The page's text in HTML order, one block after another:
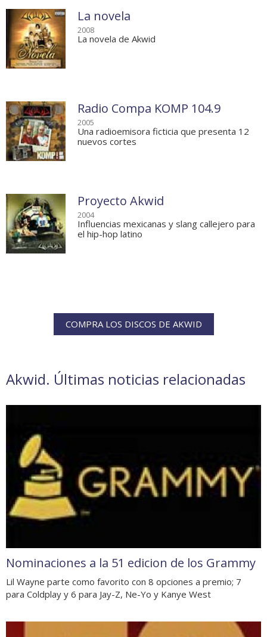
La novela
2008
La novela de Akwid
Radio Compa KOMP 104.9
2005
Una radioemisora ficticia que presenta 12
nuevos cortes
Proyecto Akwid
2004
Influencias mexicanas y slang callejero para
el hip-hop latino
COMPRA LOS DISCOS DE AKWID
Akwid. Últimas noticias relacionadas
Nominaciones a la 51 edicion de los Grammy
Lil Wayne parte como favorito con 8 opciones a premio; 7
para Coldplay y 6 para Jay-Z, Ne-Yo y Kanye West